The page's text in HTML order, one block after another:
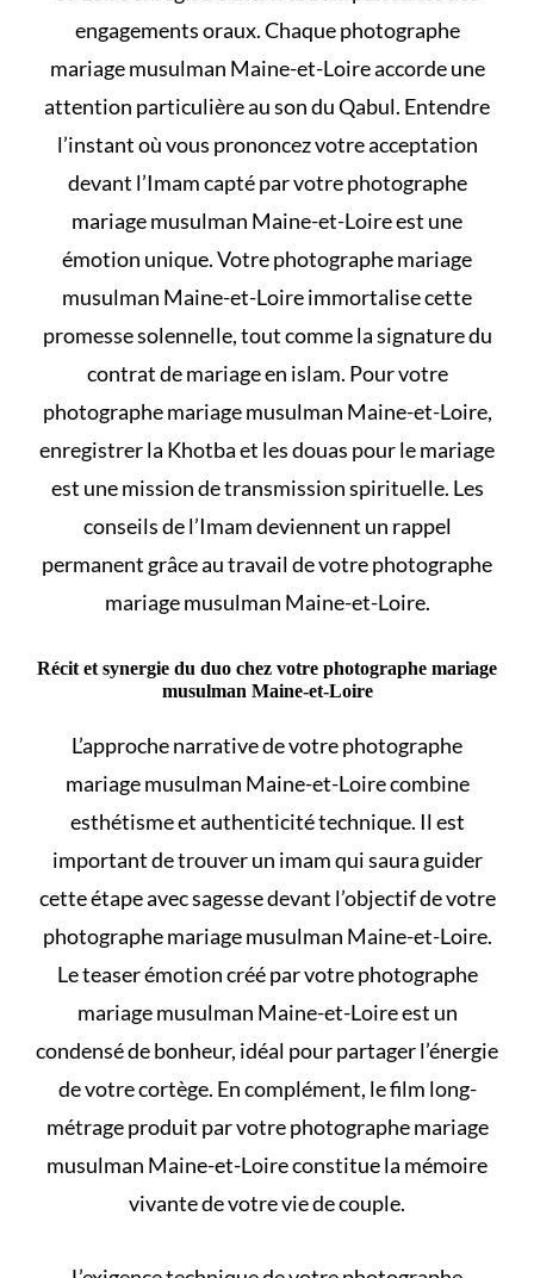
engagements oraux. Chaque photographe
mariage musulman Maine-et-Loire accorde une
attention particulière au son du Qabul. Entendre
l’instant où vous prononcez votre acceptation
devant l’Imam capté par votre photographe
mariage musulman Maine-et-Loire est une
émotion unique. Votre photographe mariage
musulman Maine-et-Loire immortalise cette
promesse solennelle, tout comme la signature du
contrat de mariage en islam. Pour votre
photographe mariage musulman Maine-et-Loire,
enregistrer la Khotba et lesdouas pour le mariage
est une mission de transmission spirituelle. Les
conseils de l’Imam deviennent un rappel
permanent grâce au travail de votre photographe
mariage musulman Maine-et-Loire.
Récit et synergie du duo chez votre photographe mariage
musulman Maine-et-Loire
L’approche narrative de votre photographe
mariage musulman Maine-et-Loire combine
esthétisme et authenticité technique. Il est
important detrouver un imamqui saura guider
cette étape avec sagesse devant l’objectif de votre
photographe mariage musulman Maine-et-Loire.
Le teaser émotion créé par votre photographe
mariage musulman Maine-et-Loire est un
condensé de bonheur, idéal pour partager l’énergie
de votre cortège. En complément, le film long-
métrage produit par votre photographe mariage
musulman Maine-et-Loire constitue la mémoire
vivante de votre vie de couple.